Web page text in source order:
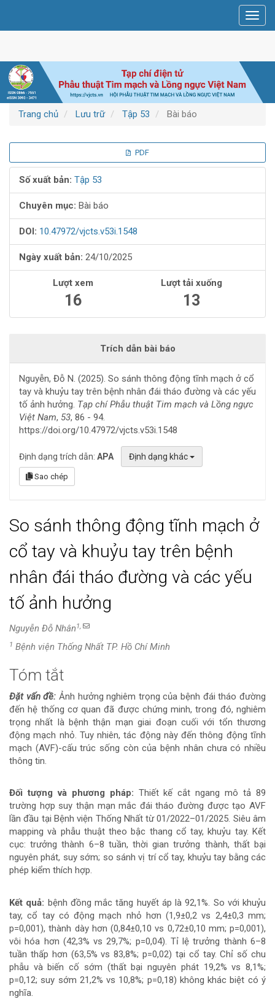
chính
chính
Thanh
bên
Trang chủ Lưu trữ Tập 53 Bài báo
bên
bài
viết
PDF
Số xuất bản: Tập 53
Chuyên mục: Bài báo
DOI: 10.47972/vjcts.v53i.1548
Ngày xuất bản: 24/10/2025
Lượt xem
16
Lượt tải xuống
13
Trích dẫn bài báo
Nguyễn, Đỗ N. (2025). So sánh thông động tĩnh mạch ở cổ
tay và khuỷu tay trên bệnh nhân đái tháo đường và các yếu
tố ảnh hưởng. Tạp chí Phẫu thuật Tim mạch và Lồng ngực
Việt Nam, 53, 86 - 94.
https://doi.org/10.47972/vjcts.v53i.1548
Định dạng trích dẫn: APA Định dạng khác
Sao chép
So sánh thông động tĩnh mạch ở
cổ tay và khuỷu tay trên bệnh
nhân đái tháo đường và các yếu
tố ảnh hưởng
Nguyễn Đỗ Nhân1,
1 Bệnh viện Thống Nhất TP. Hồ Chí Minh
Nội
dung
chính
của
viết
Tóm tắt
Đặt vấn đề: Ảnh hưởng nghiêm trọng của bệnh đái tháo đường
đến hệ thống cơ quan đã được chứng minh, trong đó, nghiêm
trọng nhất là bệnh thận mạn giai đoạn cuối với tổn thương
động mạch nhỏ. Tuy nhiên, tác động này đến thông động tĩnh
mạch (AVF)-cấu trúc sống còn của bệnh nhân chưa có nhiều
thông tin.
Đối tượng và phương pháp: Thiết kế cắt ngang mô tả 89
trường hợp suy thận mạn mắc đái tháo đường được tạo AVF
lần đầu tại Bệnh viện Thống Nhất từ 01/2022–01/2025. Siêu âm
mapping và phẫu thuật theo bậc thang cổ tay, khuỷu tay. Kết
cục: trưởng thành 6–8 tuần, thời gian trưởng thành, thất bại
nguyên phát, suy sớm; so sánh vị trí cổ tay, khuỷu tay bằng các
phép kiểm thích hợp.
Kết quả: bệnh đồng mắc tăng huyết áp là 92,1%. So với khuỷu
tay, cổ tay có động mạch nhỏ hơn (1,9±0,2 vs 2,4±0,3 mm;
p=0,001), thành dày hơn (0,84±0,10 vs 0,72±0,10 mm; p=0,001),
vôi hóa hơn (42,3% vs 29,7%; p=0,04). Tỉ lệ trưởng thành 6–8
tuần thấp hơn (63,5% vs 83,8%; p=0,02) tại cổ tay. Chỉ số chu
phẫu và biến cố sớm (thất bại nguyên phát 19,2% vs 8,1%;
p=0,12; suy sớm 21,2% vs 10,8%; p=0,18) không khác biệt có ý
nghĩa.